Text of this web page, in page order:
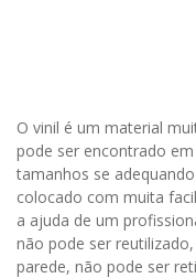
O vinil é um material
pode ser encontrado
tamanhos se
colocado com muita
a ajuda de um
não pode ser
parede, não pode ser